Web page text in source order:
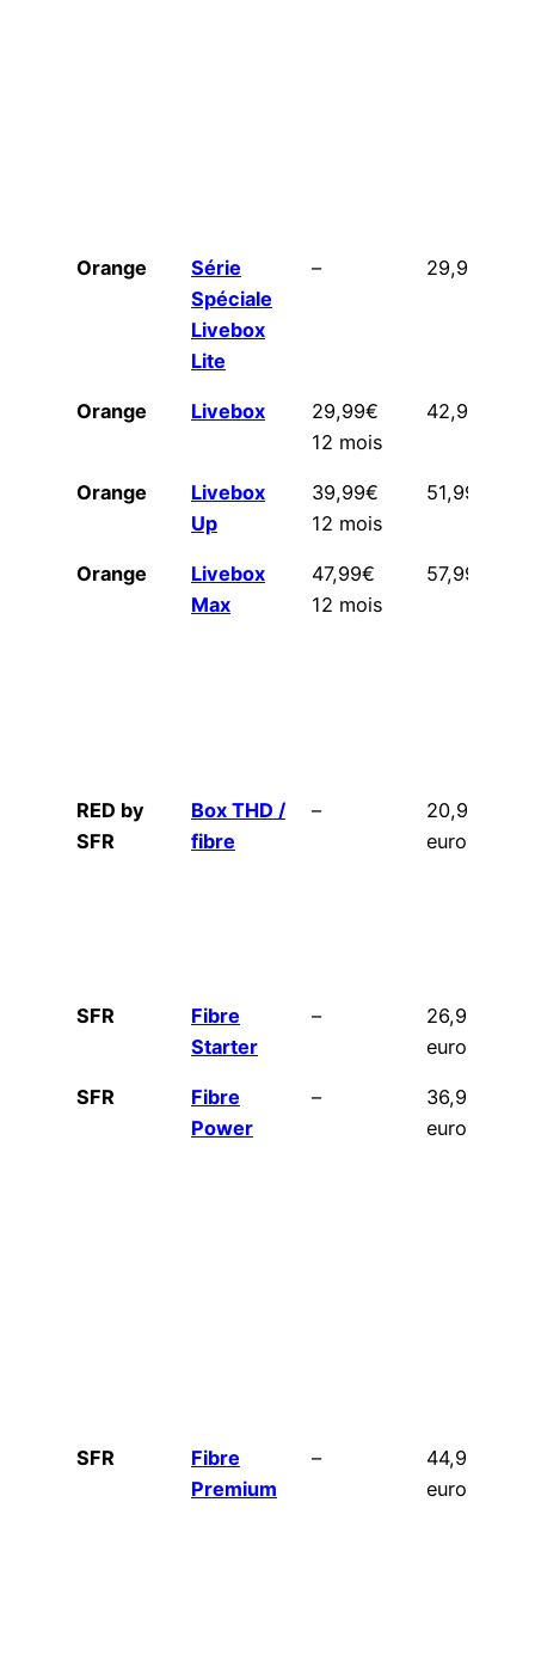
Orange
Série
Spéciale
Livebox
Lite
– 29,99€
Orange Livebox
29,99€
12 mois
42,99€
Orange
Livebox
Up
39,99€
12 mois
51,99€
Orange
Livebox
Max
47,99€
12 mois
57,99€
RED by
SFR
Box THD /
fibre
–
20,99
euros
SFR
Fibre
Starter
–
26,99
euros
SFR
Fibre
Power
–
36,99
euros
SFR
Fibre
Premium
–
44,99
euros